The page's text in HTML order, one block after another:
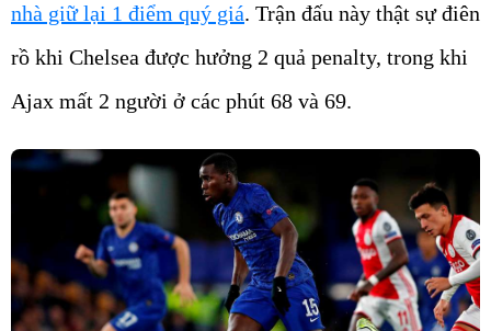
nhà giữ lại 1 điểm quý giá. Trận đấu này thật sự điên
rồ khi Chelsea được hưởng 2 quả penalty, trong khi
Ajax mất 2 người ở các phút 68 và 69.